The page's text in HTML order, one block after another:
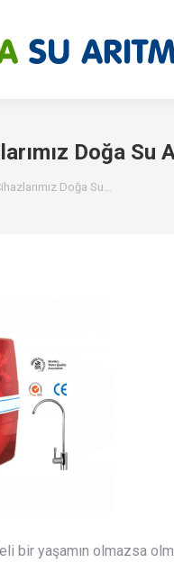
Doğa Su
Doğa Su…
bir yaşamın olmazsa